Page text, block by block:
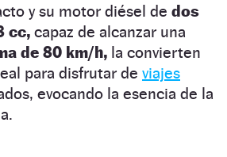
y su motor diésel de dos
cc, capaz de alcanzar una
de 80 km/h, la convierten
para disfrutar de viajes
evocando la esencia de la